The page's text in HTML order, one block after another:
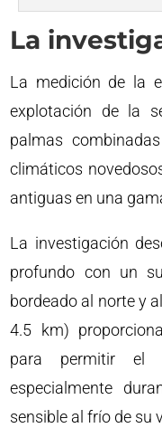
La
La medición de la
explotación de la
palmas
climáticos
antiguas en una
La investigación
profundo con un
bordeado al norte y
4.5 km)
para permitir el
especialmente
sensible al frío de su